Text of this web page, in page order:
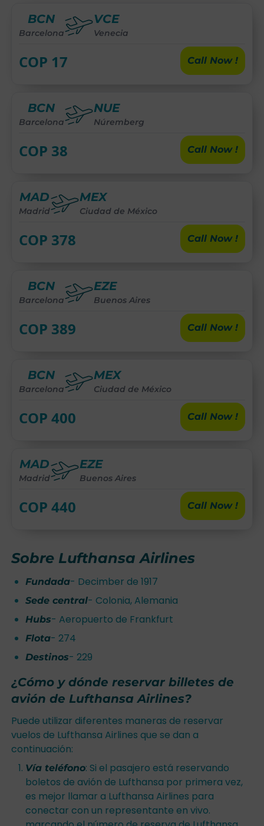
BCN
Barcelona
VCE
Venecia
COP 17 Call Now !
BCN
Barcelona
NUE
Núremberg
COP 38 Call Now !
MAD
Madrid
MEX
Ciudad de México
COP 378 Call Now !
BCN
Barcelona
EZE
Buenos Aires
COP 389 Call Now !
BCN
Barcelona
MEX
Ciudad de México
COP 400 Call Now !
MAD
Madrid
EZE
Buenos Aires
COP 440 Call Now !
Sobre Lufthansa Airlines
Fundada- Decimber de 1917
Sede central- Colonia, Alemania
Hubs- Aeropuerto de Frankfurt
Flota- 274
Destinos- 229
¿Cómo y dónde reservar billetes de
avión de Lufthansa Airlines?
Puede utilizar diferentes maneras de reservar
vuelos de Lufthansa Airlines que se dan a
continuación:
Vía teléfono: Si el pasajero está reservando
boletos de avión de Lufthansa por primera vez,
es mejor llamar a Lufthansa Airlines para
conectar con un representante en vivo.